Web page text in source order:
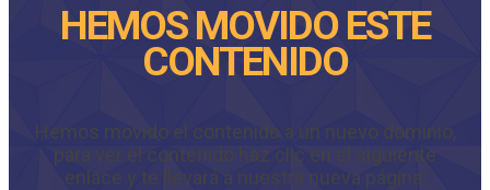
HEMOS MOVIDO ESTE
CONTENIDO
Hemos movido el contenido a un nuevo dominio,
para ver el contenido haz clic en el siguiente
enlace y te llevará a nuestra nueva página.